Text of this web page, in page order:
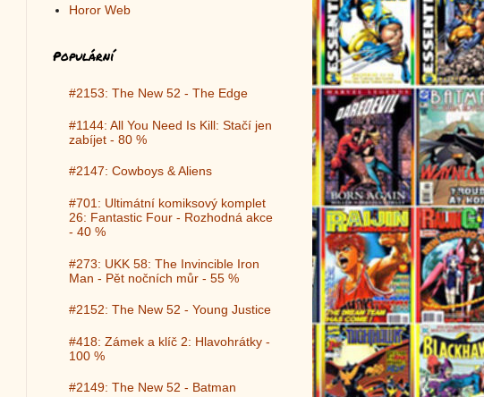
Horor Web
Populární
#2153: The New 52 - The Edge
#1144: All You Need Is Kill: Stačí jen
zabíjet - 80 %
#2147: Cowboys & Aliens
#701: Ultimátní komiksový komplet
26: Fantastic Four - Rozhodná akce
- 40 %
#273: UKK 58: The Invincible Iron
Man - Pět nočních můr - 55 %
#2152: The New 52 - Young Justice
#418: Zámek a klíč 2: Hlavohrátky -
100 %
#2149: The New 52 - Batman